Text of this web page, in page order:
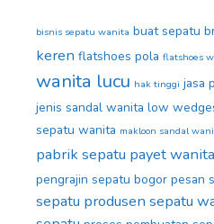
bisnis sepatu wanita buat sepatu
keren flatshoes pola flatshoes
wanita lucu hak tinggi jasa
jenis sandal wanita low
sepatu wanita makloon sandal
pabrik sepatu payet wanita
pengrajin sepatu bogor pesan
sepatu produsen sepatu